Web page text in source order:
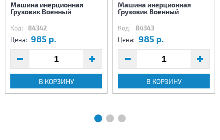
Машина инерционная
Грузовик Военный
Код: 84342
Цена: 985 р.
В КОРЗИНУ
Машина инерционная
Грузовик Военный
Код: 84343
Цена: 985 р.
В КОРЗИНУ